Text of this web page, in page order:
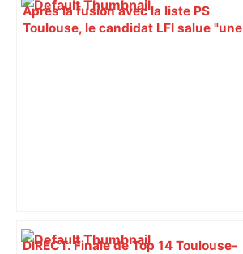
Après la fusion avec la liste PS
Toulouse, le candidat LFI salue "une
DIRECT. Finale de Top 14 Toulouse-